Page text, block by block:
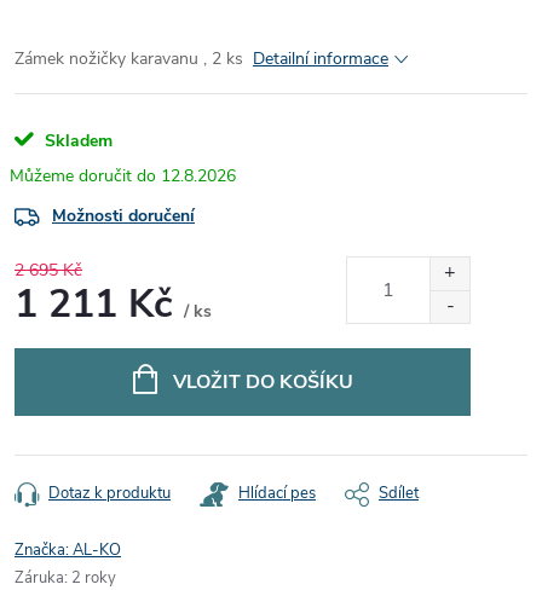
Zámek nožičky karavanu , 2 ks Detailní informace
Skladem
12.8.2026
Možnosti doručení
2 695 Kč
1 211 Kč / ks
VLOŽIT DO KOŠÍKU
Dotaz k produktu Hlídací pes Sdílet
Značka:AL-KO
Záruka: 2 roky